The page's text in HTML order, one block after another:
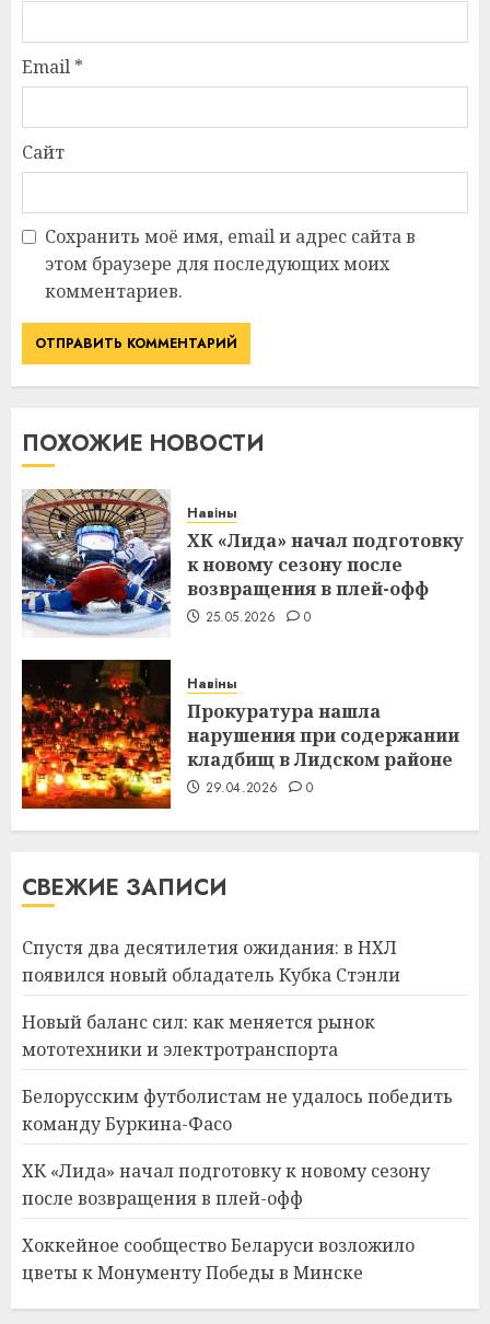
Email *
Сайт
Сохранить моё имя, email и адрес сайта в
этом браузере для последующих моих
комментариев.
ПОХОЖИЕ НОВОСТИ
Навіны
ХК «Лида» начал подготовку
к новому сезону после
возвращения в плей-офф
25.05.2026 0
Навіны
Прокуратура нашла
нарушения при содержании
кладбищ в Лидском районе
29.04.2026 0
СВЕЖИЕ ЗАПИСИ
Спустя два десятилетия ожидания: в НХЛ
появился новый обладатель Кубка Стэнли
Новый баланс сил: как меняется рынок
мототехники и электротранспорта
Белорусским футболистам не удалось победить
команду Буркина-Фасо
ХК «Лида» начал подготовку к новому сезону
после возвращения в плей-офф
Хоккейное сообщество Беларуси возложило
цветы к Монументу Победы в Минске